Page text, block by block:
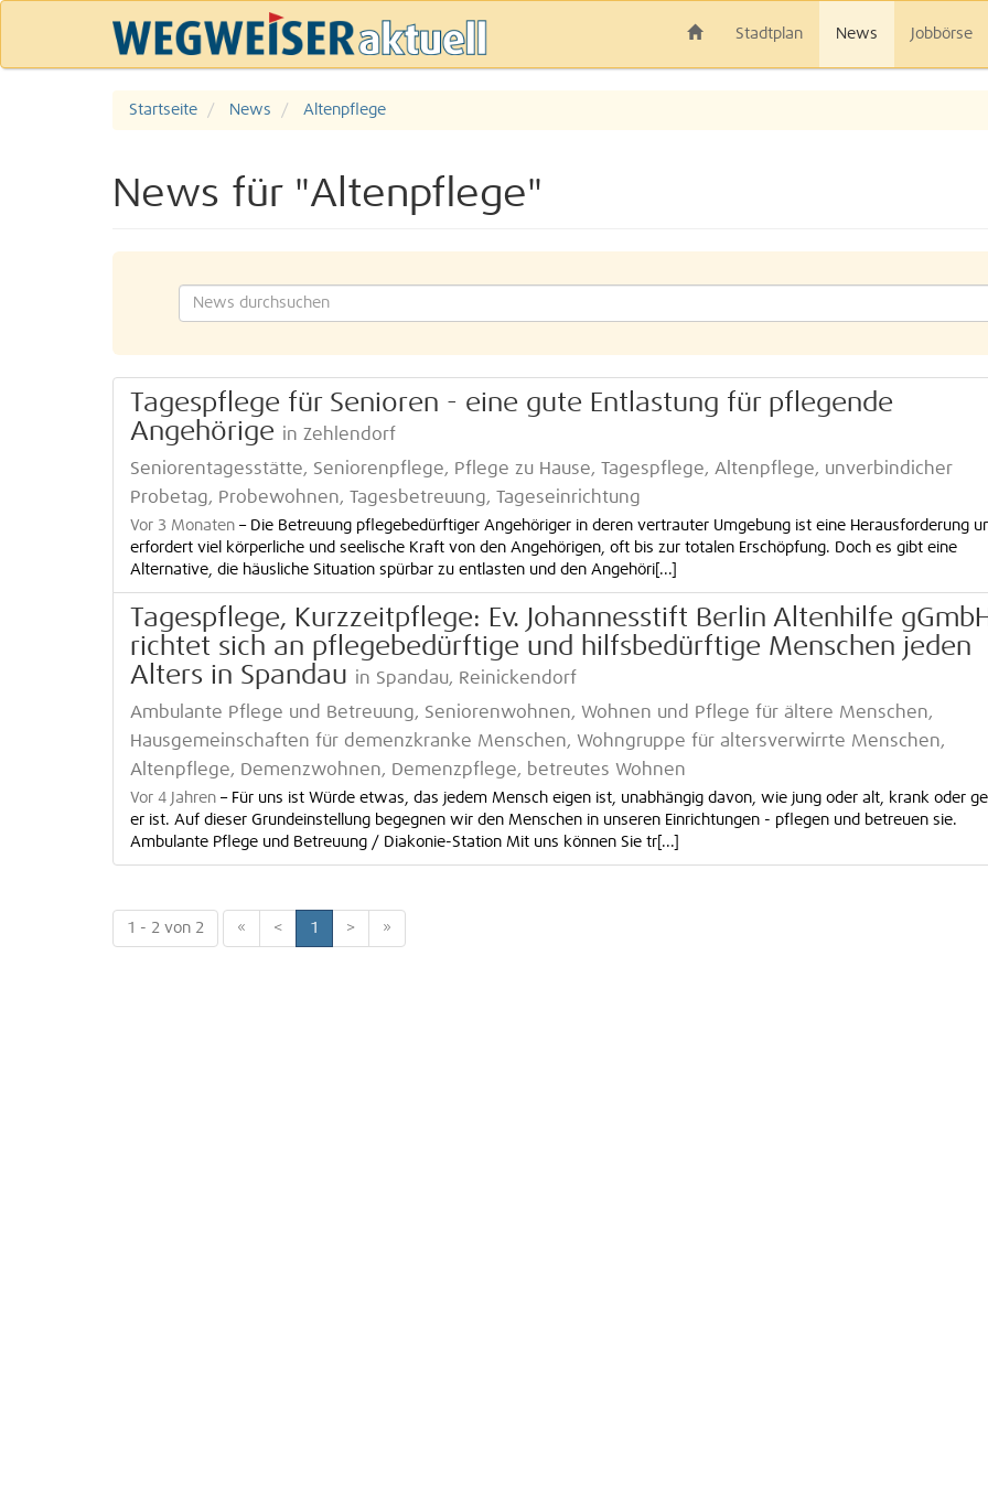
Stadtplan News Jobbörse
Startseite News Altenpflege
News für "Altenpflege"
Tagespflege für Senioren - eine gute Entlastung für pflegende
Angehörige in Zehlendorf
Seniorentagesstätte, Seniorenpflege, Pflege zu Hause, Tagespflege, Altenpflege, unverbindicher
Probetag, Probewohnen, Tagesbetreuung, Tageseinrichtung
Vor 3 Monaten – Die Betreuung pflegebedürftiger Angehöriger in deren vertrauter Umgebung ist eine Herausforderung
erfordert viel körperliche und seelische Kraft von den Angehörigen, oft bis zur totalen Erschöpfung. Doch es gibt eine
Alternative, die häusliche Situation spürbar zu entlasten und den Angehöri[...]
Tagespflege, Kurzzeitpflege: Ev. Johannesstift Berlin Altenhilfe gGmbH
richtet sich an pflegebedürftige und hilfsbedürftige Menschen jeden
Alters in Spandau in Spandau, Reinickendorf
Ambulante Pflege und Betreuung, Seniorenwohnen, Wohnen und Pflege für ältere Menschen,
Hausgemeinschaften für demenzkranke Menschen, Wohngruppe für altersverwirrte Menschen,
Altenpflege, Demenzwohnen, Demenzpflege, betreutes Wohnen
Vor 4 Jahren – Für uns ist Würde etwas, das jedem Mensch eigen ist, unabhängig davon, wie jung oder alt, krank oder
er ist. Auf dieser Grundeinstellung begegnen wir den Menschen in unseren Einrichtungen - pflegen und betreuen sie.
Ambulante Pflege und Betreuung / Diakonie-Station Mit uns können Sie tr[...]
1 - 2 von 2 « < 1 > »